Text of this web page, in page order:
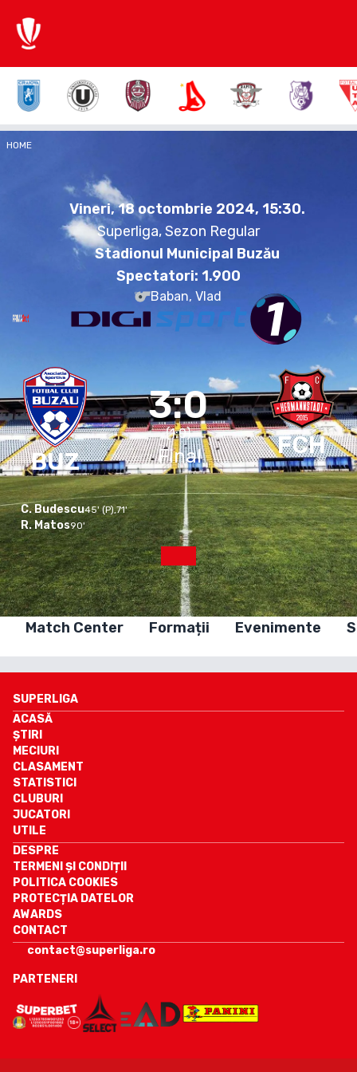
HOME
Vineri, 18 octombrie 2024, 15:30.
Superliga, Sezon Regular
Stadionul Municipal Buzău
Spectatori: 1.900
Baban, Vlad
BUZ
C. Budescu45'(P),71'
R. Matos90'
3:0
(1:0)
Final FCH
Match Center Formații Evenimente
SUPERLIGA
ACASĂ
ȘTIRI
MECIURI
CLASAMENT
STATISTICI
CLUBURI
JUCATORI
UTILE
DESPRE
TERMENI ȘI CONDIȚII
POLITICA COOKIES
PROTECȚIA DATELOR
AWARDS
CONTACT
contact@superliga.ro
PARTENERI